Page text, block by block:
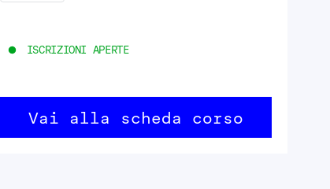
ISCRIZIONI APERTE
Vai alla scheda corso